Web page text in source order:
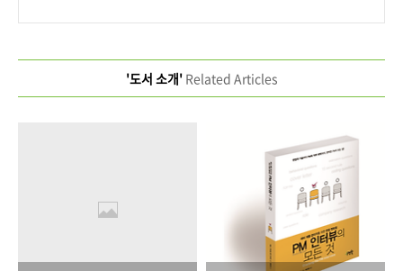
'도서 소개'Related Articles